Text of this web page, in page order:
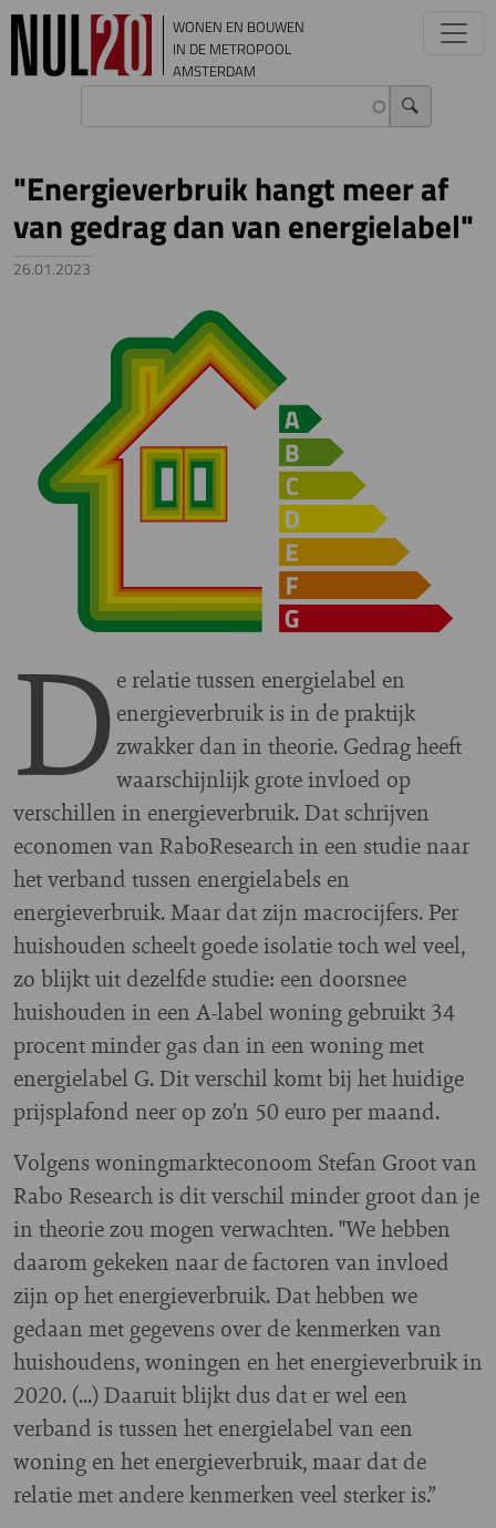
Overslaan en naar de inhoud gaan
WONEN EN BOUWEN
IN DE METROPOOL
AMSTERDAM
"Energieverbruik hangt meer af
van gedrag dan van energielabel"
26.01.2023
D e relatie tussen energielabel en
energieverbruik is in de praktijk
zwakker dan in theorie. Gedrag heeft
waarschijnlijk grote invloed op
verschillen in energieverbruik. Dat schrijven
economen van RaboResearch in een studie naar
het verband tussen energielabels en
energieverbruik. Maar dat zijn macrocijfers. Per
huishouden scheelt goede isolatie toch wel veel,
zo blijkt uit dezelfde studie: een doorsnee
huishouden in een A-label woning gebruikt 34
procent minder gas dan in een woning met
energielabel G. Dit verschil komt bij het huidige
prijsplafond neer op zo’n 50 euro per maand.
Volgens woningmarkteconoom Stefan Groot van
Rabo Research is dit verschil minder groot dan je
in theorie zou mogen verwachten. "We hebben
daarom gekeken naar de factoren van invloed
zijn op het energieverbruik. Dat hebben we
gedaan met gegevens over de kenmerken van
huishoudens, woningen en het energieverbruik in
2020. (...) Daaruit blijkt dus dat er wel een
verband is tussen het energielabel van een
woning en het energieverbruik, maar dat de
relatie met andere kenmerken veel sterker is.”